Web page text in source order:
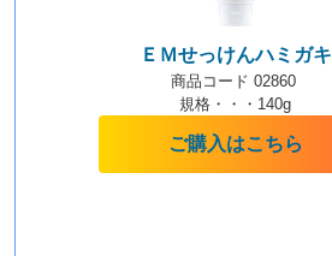
ＥＭせっけんハミガキ
商品コード 02860
規格・・・140g
ご購入はこちら